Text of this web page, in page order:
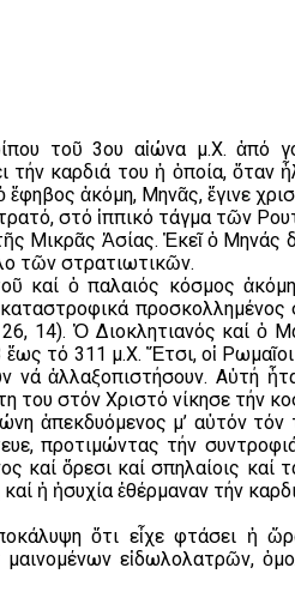
τοῦ 3ου αἰώνα μ.Χ. ἀπό
καρδιά του ἡ ὁποία, ὅταν
ἀκόμη, Μηνᾶς, ἔγινε
στό ἱππικό τάγμα τῶν
Μικρᾶς Ἀσίας. Ἐκεῖ ὁ Μηνάς
τῶν στρατιωτικῶν.
καί ὁ παλαιός κόσμος
14). Ὁ Διοκλητιανός καί ὁ
τό 311 μ.Χ. Ἔτσι, οἱ
νά ἀλλαξοπιστήσουν. Αὐτή
στόν Χριστό νίκησε τήν
ἀπεκδυόμενος μ’ αὐτόν
προτιμώντας τήν
καί ὄρεσι καί σπηλαίοις καί
ἡ ἡσυχία ἐθέρμαναν τήν
ὅτι εἶχε φτάσει ἡ
εἰδωλολατρῶν,